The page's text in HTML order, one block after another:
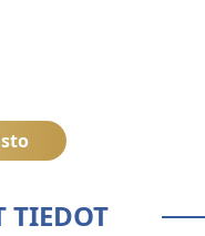
TIEDOT